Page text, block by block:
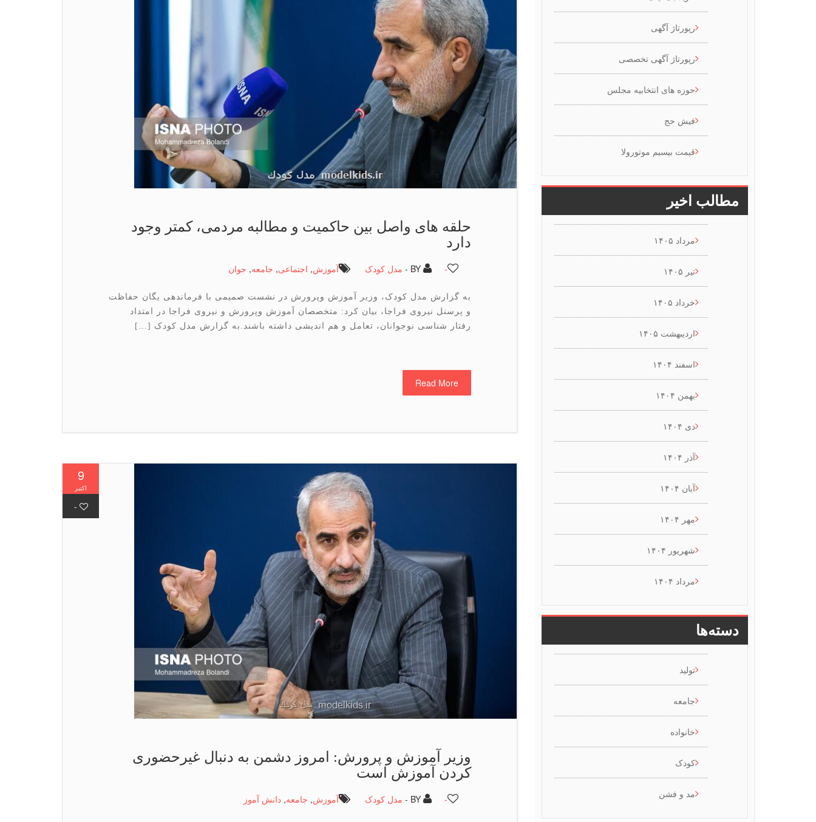
حلقه های واصل بین حاکمیت و مطالبه مردمی، کمتر وجود
دارد
BY - مدل کودک آموزش, اجتماعی, جامعه, جوان -
به گزارش مدل کودک، وزیر آموزش وپرورش در نشست صمیمی با فرماندهی یگان حفاظت
و پرسنل نیروی فراجا، بیان کرد: متخصصان آموزش وپرورش و نیروی فراجا در امتداد
رفتار شناسی نوجوانان، تعامل و هم اندیشی داشته باشند.به گزارش مدل کودک […]
Read More
9
اکتبر
-
وزیر آموزش و پرورش: امروز دشمن به دنبال غیرحضوری
کردن آموزش است
BY - مدل کودک آموزش, جامعه, دانش آموز -
رپورتاژ آگهی
رپورتاژ آگهی تخصصی
حوزه های انتخابیه مجلس
فیش حج
قیمت بیسیم موتورولا
مطالب اخیر
مرداد ۱۴۰۵
تیر ۱۴۰۵
خرداد ۱۴۰۵
اردیبهشت ۱۴۰۵
اسفند ۱۴۰۴
بهمن ۱۴۰۴
دی ۱۴۰۴
آذر ۱۴۰۴
آبان ۱۴۰۴
مهر ۱۴۰۴
شهریور ۱۴۰۴
مرداد ۱۴۰۴
دسته‌ها
تولید
جامعه
خانواده
کودک
مد و فشن